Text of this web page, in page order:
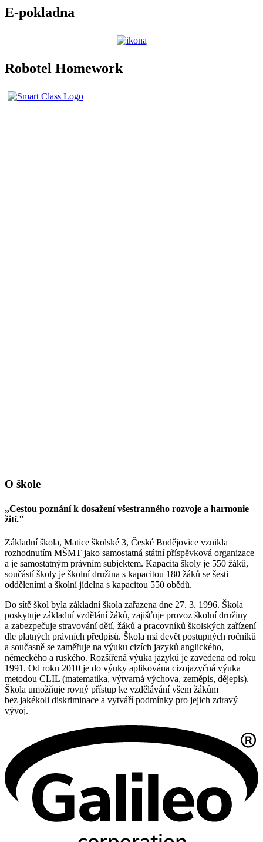
E-pokladna
Robotel Homework
O škole
„Cestou poznání k dosažení všestranného rozvoje a harmonie
žití."
Základní škola, Matice školské 3, České Budějovice vznikla
rozhodnutím MŠMT jako samostatná státní příspěvková organizace
a je samostatným právním subjektem. Kapacita školy je 550 žáků,
součástí školy je školní družina s kapacitou 180 žáků se šesti
odděleními a školní jídelna s kapacitou 550 obědů.
Do sítě škol byla základní škola zařazena dne 27. 3. 1996. Škola
poskytuje základní vzdělání žáků, zajišťuje provoz školní družiny
a zabezpečuje stravování dětí, žáků a pracovníků školských zařízení
dle platných právních předpisů. Škola má devět postupných ročníků
a současně se zaměřuje na výuku cizích jazyků anglického,
německého a ruského. Rozšířená výuka jazyků je zavedena od roku
1991. Od roku 2010 je do výuky aplikována cizojazyčná výuka
metodou CLIL (matematika, výtvarná výchova, zeměpis, dějepis).
Škola umožňuje rovný přístup ke vzdělávání všem žákům
bez jakékoli diskriminace a vytváří podmínky pro jejich zdravý
vývoj.